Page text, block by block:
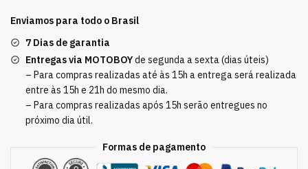
Enviamos para todo o Brasil
7 Dias de garantia
Entregas via MOTOBOYde segunda a sexta (dias úteis)
– Para compras realizadas até às 15h a entrega será realizada
entre às 15h e 21h do mesmo dia.
– Para compras realizadas após 15h serão entregues no
próximo dia útil.
Formas de pagamento